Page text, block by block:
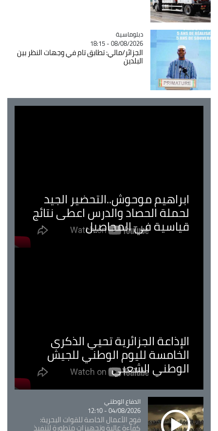
Catégorie
دبلوماسية
08/08/2026 - 18:15
الجزائر/مالي: تطابق تام في وجهات النظر بين
البلدين
ابراهيم موحوش..التحضير الجيد
لحملة الحصاد والدرس اعطى نتائج
قياسية في المحاصيل
الإذاعة الجزائرية تحيي الذكرى
الخامسة لليوم الوطني للجيش
الوطني الشعبي
Catégorie
الدفاع الوطني
04/08/2026 - 12:10
فوج الأعمال الخاصة للقوات البحرية:
كفاءة عالية وتجهيزات متطورة لتنفيذ